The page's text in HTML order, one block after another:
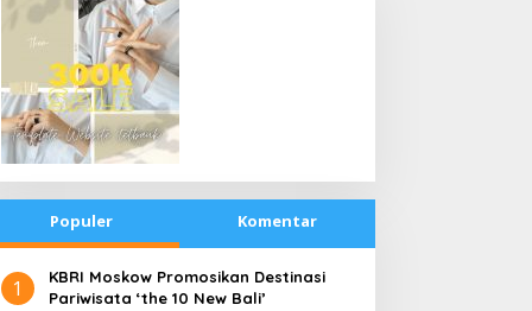
Populer Komentar
1
​KBRI Moskow Promosikan Destinasi
Pariwisata ‘the 10 New Bali’